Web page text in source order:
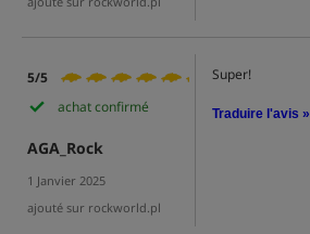
5/5
achat confirmé
AGA_Rock
1 Janvier 2025
ajouté sur rockworld.pl
Super!
Traduire l'avis »